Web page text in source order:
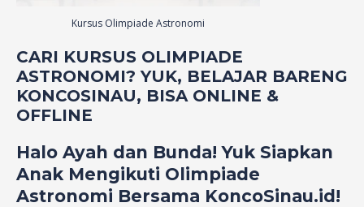
Kursus Olimpiade Astronomi
CARI KURSUS OLIMPIADE
ASTRONOMI? YUK, BELAJAR BARENG
KONCOSINAU, BISA ONLINE &
OFFLINE
Halo Ayah dan Bunda! Yuk Siapkan
Anak Mengikuti Olimpiade
Astronomi Bersama KoncoSinau.id!